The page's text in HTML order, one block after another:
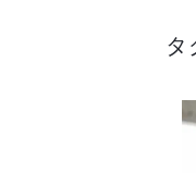
タ